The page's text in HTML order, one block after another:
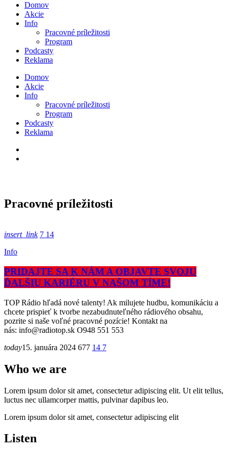
Domov
Akcie
Info
Pracovné príležitosti
Program
Podcasty
Reklama
Domov
Akcie
Info
Pracovné príležitosti
Program
Podcasty
Reklama
Pracovné príležitosti
insert_link 7 14
Info
PRIDAJTE SA K NÁM A OBJAVTE SVOJU
ĎALŠIU KARIÉRU V NAŠOM TÍME!
TOP Rádio hľadá nové talenty! Ak milujete hudbu, komunikáciu a
chcete prispieť k tvorbe nezabudnuteľného rádiového obsahu,
pozrite si naše voľné pracovné pozície! Kontakt na
nás: info@radiotop.sk O948 551 553
today15. januára 2024 677 14 7
Who we are
Lorem ipsum dolor sit amet, consectetur adipiscing elit. Ut elit tellus,
luctus nec ullamcorper mattis, pulvinar dapibus leo.
Lorem ipsum dolor sit amet, consectetur adipiscing elit
Listen